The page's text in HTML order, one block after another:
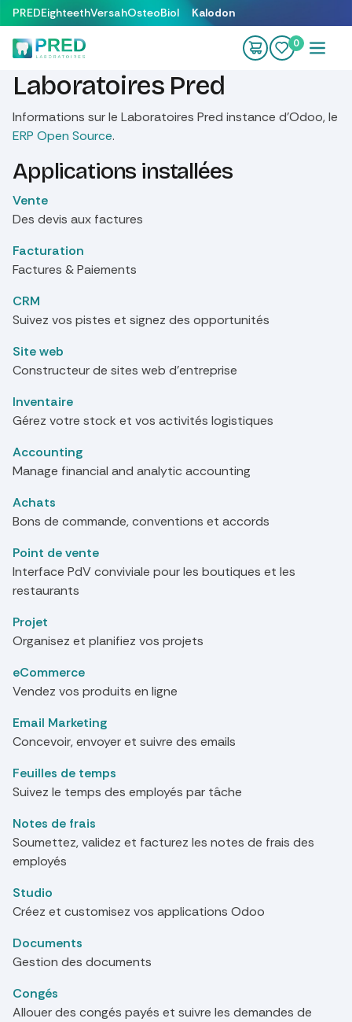
Se rendre au contenu
PREDEighteethVersahOsteoBiol Kalodon
0
Laboratoires Pred
Informations sur le Laboratoires Pred instance d'Odoo, le
ERP Open Source.
Applications installées
Vente
Des devis aux factures
Facturation
Factures & Paiements
CRM
Suivez vos pistes et signez des opportunités
Site web
Constructeur de sites web d'entreprise
Inventaire
Gérez votre stock et vos activités logistiques
Accounting
Manage financial and analytic accounting
Achats
Bons de commande, conventions et accords
Point de vente
Interface PdV conviviale pour les boutiques et les
restaurants
Projet
Organisez et planifiez vos projets
eCommerce
Vendez vos produits en ligne
Email Marketing
Concevoir, envoyer et suivre des emails
Feuilles de temps
Suivez le temps des employés par tâche
Notes de frais
Soumettez, validez et facturez les notes de frais des
employés
Studio
Créez et customisez vos applications Odoo
Documents
Gestion des documents
Congés
Allouer des congés payés et suivre les demandes de